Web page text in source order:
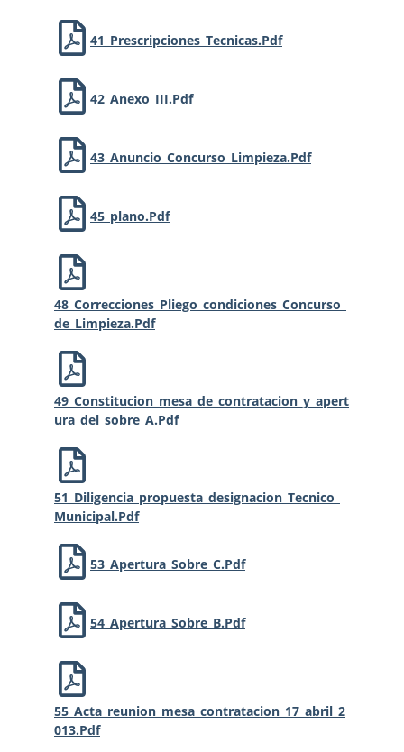
41_Prescripciones_Tecnicas.pdf
42_Anexo_III.pdf
43_Anuncio_Concurso_Limpieza.pdf
45_plano.pdf
48_Correcciones_Pliego_condiciones_Concurso_
De_Limpieza.pdf
49_Constitucion_mesa_de_contratacion_y_apert
Ura_del_sobre_A.pdf
51_Diligencia_propuesta_designacion_Tecnico_
Municipal.pdf
53_Apertura_Sobre_C.pdf
54_Apertura_Sobre_B.pdf
55_Acta_reunion_mesa_contratacion_17_abril_2
013.pdf